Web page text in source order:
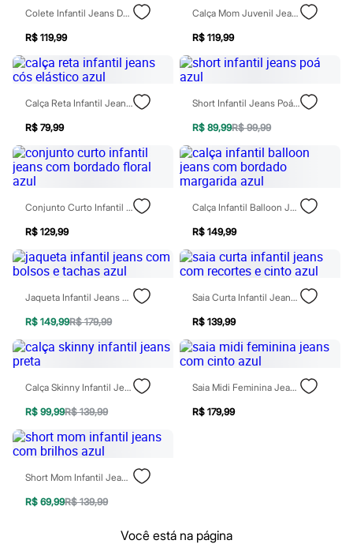
Cuecas
Meias
Pijamas
Moda praia
Biquínis e Maiôs
Sungas
Personagens
Bluey
Disney
Hello Kitty
Homem Aranha
Minecraft
Naruto
Patrulha Canina
Sonic
Stitch
Beleza
Kits
Novidades
Cabelos
Condicionador
Escovas e Pentes
Finalizadores
Shampoo
Tratamento
Cuidados com o corpo
Hidratante
Protetor solar
Tratamento
Cuidados com o rosto
Esfoliante
Protetor solar
Colete Infantil Jeans Decote V Azul
R$ 119,99
Calça Mom Juvenil Jeans Cinza
R$ 119,99
Calça Reta Infantil Jeans Cós Elástico Azul
R$ 79,99
Short Infantil Jeans Poá Azul
R$ 89,99R$ 99,99
Conjunto Curto Infantil Jeans Com Bordado Floral Azul
R$ 129,99
Calça Infantil Balloon Jeans Com Bordado Margarida Azul
R$ 149,99
Jaqueta Infantil Jeans Com Bolsos E Tachas Azul
R$ 149,99R$ 179,99
Saia Curta Infantil Jeans Com Recortes E Cinto Azul
R$ 139,99
Calça Skinny Infantil Jeans Preta
R$ 99,99R$ 139,99
Saia Midi Feminina Jeans Com Cinto Azul
R$ 179,99
Short Mom Infantil Jeans Com Brilhos Azul
R$ 69,99R$ 139,99
Você está na página